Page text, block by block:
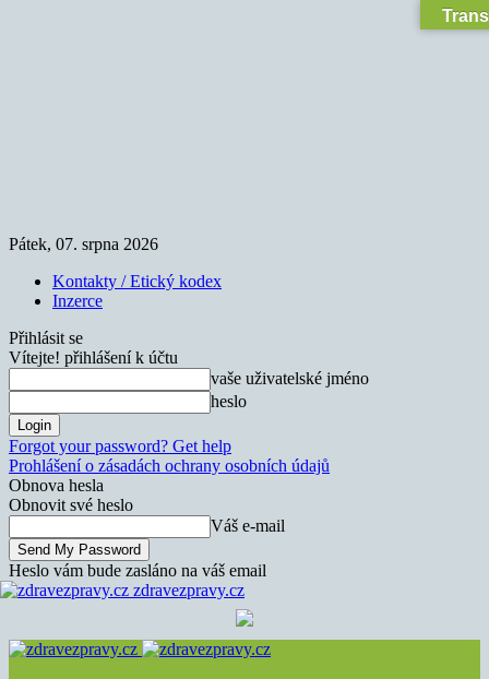
Pátek, 07. srpna 2026
Kontakty / Etický kodex
Inzerce
Přihlásit se
Vítejte! přihlášení k účtu
vaše uživatelské jméno
heslo
Forgot your password? Get help
Prohlášení o zásadách ochrany osobních údajů
Obnova hesla
Obnovit své heslo
Váš e-mail
Heslo vám bude zasláno na váš email
zdravezpravy.cz